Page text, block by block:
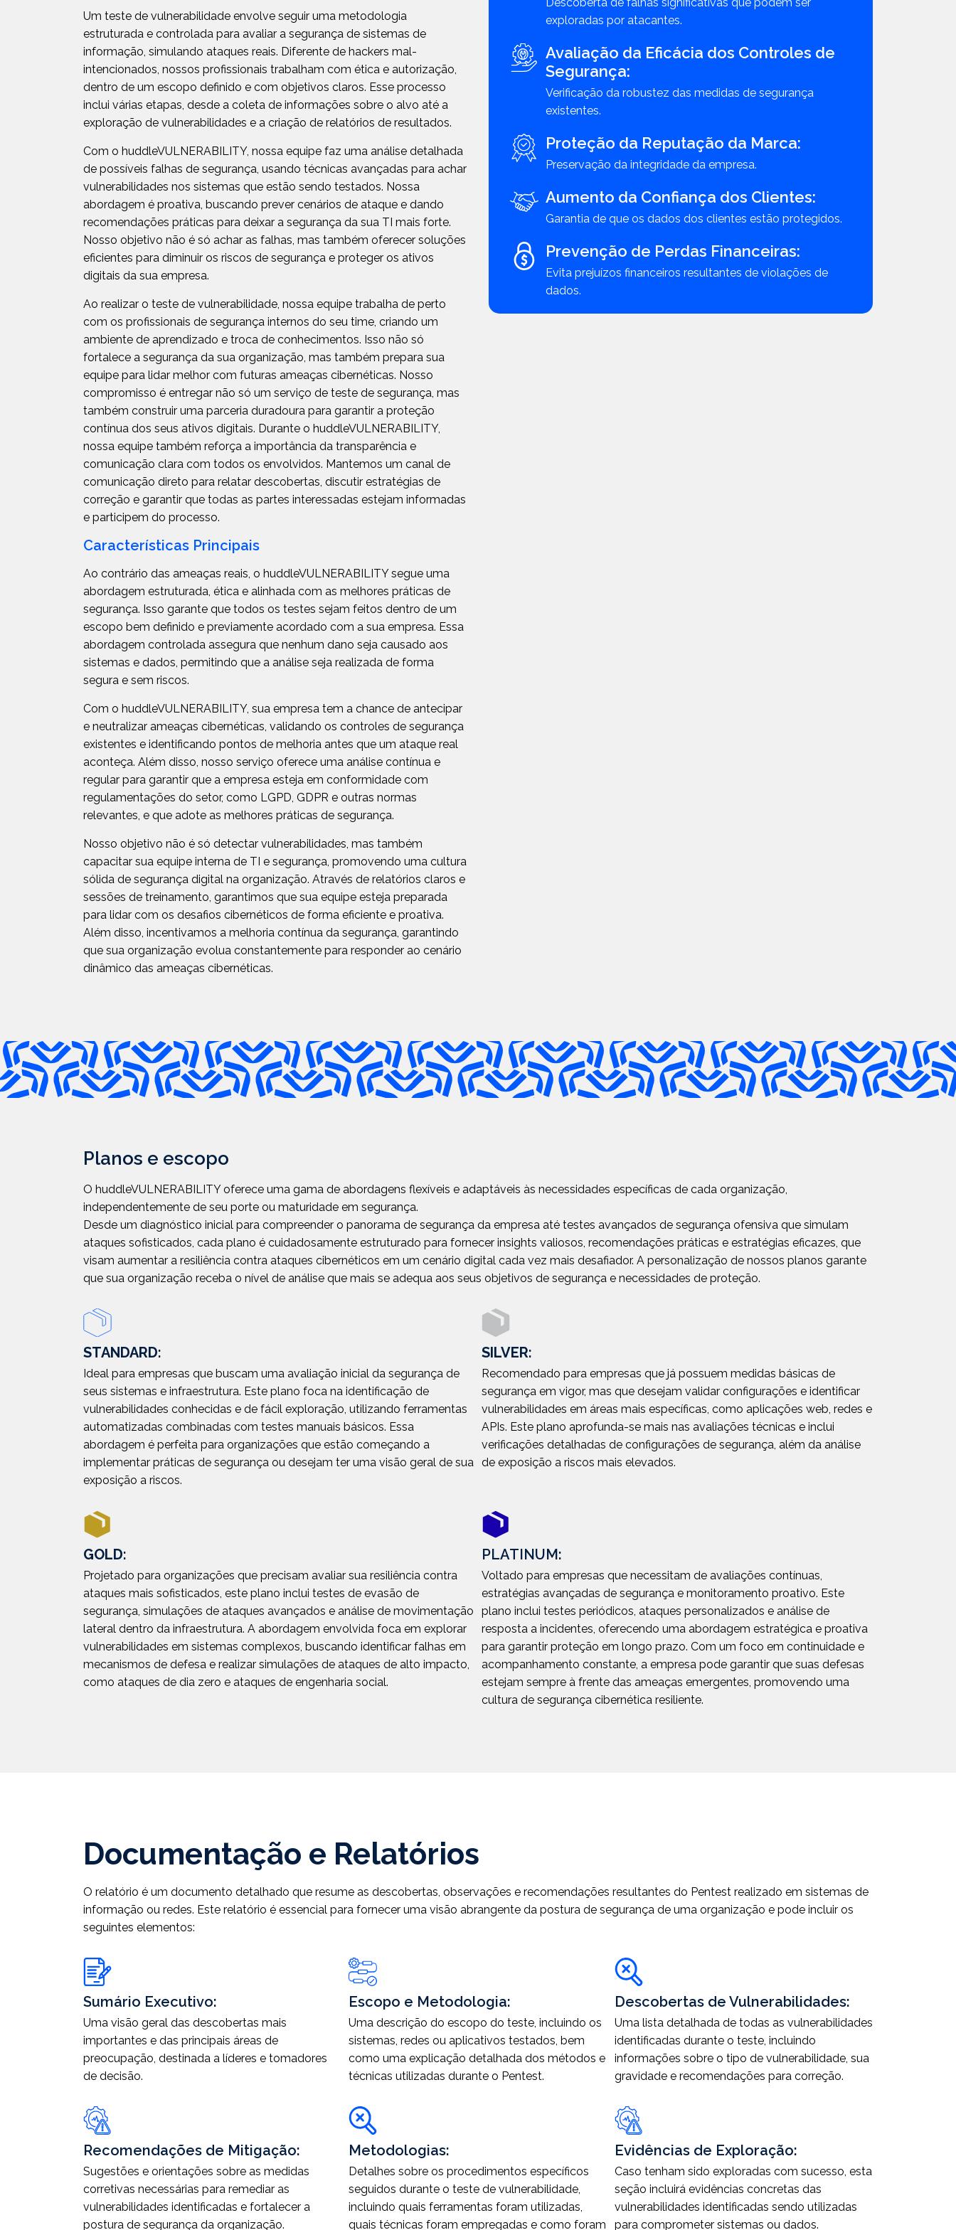
Um teste de vulnerabilidade envolve seguir uma metodologia
estruturada e controlada para avaliar a segurança de sistemas de
informação, simulando ataques reais. Diferente de hackers mal-
intencionados, nossos profissionais trabalham com ética e autorização,
dentro de um escopo definido e com objetivos claros. Esse processo
inclui várias etapas, desde a coleta de informações sobre o alvo até a
exploração de vulnerabilidades e a criação de relatórios de resultados.
Com o huddleVULNERABILITY, nossa equipe faz uma análise detalhada
de possíveis falhas de segurança, usando técnicas avançadas para achar
vulnerabilidades nos sistemas que estão sendo testados. Nossa
abordagem é proativa, buscando prever cenários de ataque e dando
recomendações práticas para deixar a segurança da sua TI mais forte.
Nosso objetivo não é só achar as falhas, mas também oferecer soluções
eficientes para diminuir os riscos de segurança e proteger os ativos
digitais da sua empresa.
Ao realizar o teste de vulnerabilidade, nossa equipe trabalha de perto
com os profissionais de segurança internos do seu time, criando um
ambiente de aprendizado e troca de conhecimentos. Isso não só
fortalece a segurança da sua organização, mas também prepara sua
equipe para lidar melhor com futuras ameaças cibernéticas. Nosso
compromisso é entregar não só um serviço de teste de segurança, mas
também construir uma parceria duradoura para garantir a proteção
contínua dos seus ativos digitais. Durante o huddleVULNERABILITY,
nossa equipe também reforça a importância da transparência e
comunicação clara com todos os envolvidos. Mantemos um canal de
comunicação direto para relatar descobertas, discutir estratégias de
correção e garantir que todas as partes interessadas estejam informadas
e participem do processo.
Características Principais
Ao contrário das ameaças reais, o huddleVULNERABILITY segue uma
abordagem estruturada, ética e alinhada com as melhores práticas de
segurança. Isso garante que todos os testes sejam feitos dentro de um
escopo bem definido e previamente acordado com a sua empresa. Essa
abordagem controlada assegura que nenhum dano seja causado aos
sistemas e dados, permitindo que a análise seja realizada de forma
segura e sem riscos.
Com o huddleVULNERABILITY, sua empresa tem a chance de antecipar
e neutralizar ameaças cibernéticas, validando os controles de segurança
existentes e identificando pontos de melhoria antes que um ataque real
aconteça. Além disso, nosso serviço oferece uma análise contínua e
regular para garantir que a empresa esteja em conformidade com
regulamentações do setor, como LGPD, GDPR e outras normas
relevantes, e que adote as melhores práticas de segurança.
Nosso objetivo não é só detectar vulnerabilidades, mas também
capacitar sua equipe interna de TI e segurança, promovendo uma cultura
sólida de segurança digital na organização. Através de relatórios claros e
sessões de treinamento, garantimos que sua equipe esteja preparada
para lidar com os desafios cibernéticos de forma eficiente e proativa.
Além disso, incentivamos a melhoria contínua da segurança, garantindo
que sua organização evolua constantemente para responder ao cenário
dinâmico das ameaças cibernéticas.
exploradas por atacantes.
Avaliação da Eficácia dos Controles de
Segurança:
Verificação da robustez das medidas de segurança
existentes.
Proteção da Reputação da Marca:
Preservação da integridade da empresa.
Aumento da Confiança dos Clientes:
Garantia de que os dados dos clientes estão protegidos.
Prevenção de Perdas Financeiras:
Evita prejuízos financeiros resultantes de violações de
dados.
Planos e escopo
O huddleVULNERABILITY oferece uma gama de abordagens flexíveis e adaptáveis às necessidades específicas de cada organização,
independentemente de seu porte ou maturidade em segurança.
Desde um diagnóstico inicial para compreender o panorama de segurança da empresa até testes avançados de segurança ofensiva que simulam
ataques sofisticados, cada plano é cuidadosamente estruturado para fornecer insights valiosos, recomendações práticas e estratégias eficazes, que
visam aumentar a resiliência contra ataques cibernéticos em um cenário digital cada vez mais desafiador. A personalização de nossos planos garante
que sua organização receba o nível de análise que mais se adequa aos seus objetivos de segurança e necessidades de proteção.
STANDARD:
Ideal para empresas que buscam uma avaliação inicial da segurança de
seus sistemas e infraestrutura. Este plano foca na identificação de
vulnerabilidades conhecidas e de fácil exploração, utilizando ferramentas
automatizadas combinadas com testes manuais básicos. Essa
abordagem é perfeita para organizações que estão começando a
implementar práticas de segurança ou desejam ter uma visão geral de sua
exposição a riscos.
SILVER:
Recomendado para empresas que já possuem medidas básicas de
segurança em vigor, mas que desejam validar configurações e identificar
vulnerabilidades em áreas mais específicas, como aplicações web, redes e
APIs. Este plano aprofunda-se mais nas avaliações técnicas e inclui
verificações detalhadas de configurações de segurança, além da análise
de exposição a riscos mais elevados.
GOLD:
Projetado para organizações que precisam avaliar sua resiliência contra
ataques mais sofisticados, este plano inclui testes de evasão de
segurança, simulações de ataques avançados e análise de movimentação
lateral dentro da infraestrutura. A abordagem envolvida foca em explorar
vulnerabilidades em sistemas complexos, buscando identificar falhas em
mecanismos de defesa e realizar simulações de ataques de alto impacto,
como ataques de dia zero e ataques de engenharia social.
PLATINUM:
Voltado para empresas que necessitam de avaliações contínuas,
estratégias avançadas de segurança e monitoramento proativo. Este
plano inclui testes periódicos, ataques personalizados e análise de
resposta a incidentes, oferecendo uma abordagem estratégica e proativa
para garantir proteção em longo prazo. Com um foco em continuidade e
acompanhamento constante, a empresa pode garantir que suas defesas
estejam sempre à frente das ameaças emergentes, promovendo uma
cultura de segurança cibernética resiliente.
Documentação e Relatórios
O relatório é um documento detalhado que resume as descobertas, observações e recomendações resultantes do Pentest realizado em sistemas de
informação ou redes. Este relatório é essencial para fornecer uma visão abrangente da postura de segurança de uma organização e pode incluir os
seguintes elementos:
Sumário Executivo:
Uma visão geral das descobertas mais
importantes e das principais áreas de
preocupação, destinada a líderes e tomadores
de decisão.
Escopo e Metodologia:
Uma descrição do escopo do teste, incluindo os
sistemas, redes ou aplicativos testados, bem
como uma explicação detalhada dos métodos e
técnicas utilizadas durante o Pentest.
Descobertas de Vulnerabilidades:
Uma lista detalhada de todas as vulnerabilidades
identificadas durante o teste, incluindo
informações sobre o tipo de vulnerabilidade, sua
gravidade e recomendações para correção.
Recomendações de Mitigação:
Sugestões e orientações sobre as medidas
corretivas necessárias para remediar as
vulnerabilidades identificadas e fortalecer a
postura de segurança da organização.
Metodologias:
Detalhes sobre os procedimentos específicos
seguidos durante o teste de vulnerabilidade,
incluindo quais ferramentas foram utilizadas,
quais técnicas foram empregadas e como foram
Evidências de Exploração:
Caso tenham sido exploradas com sucesso, esta
seção incluirá evidências concretas das
vulnerabilidades identificadas sendo utilizadas
para comprometer sistemas ou dados.